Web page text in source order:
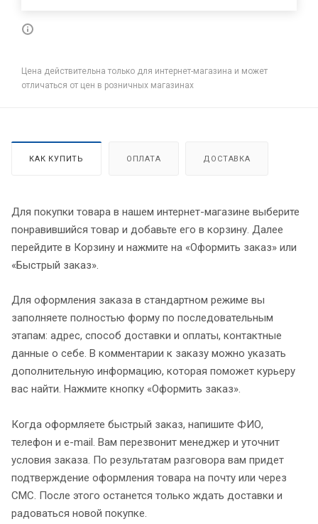
Цена действительна только для интернет-магазина и может
отличаться от цен в розничных магазинах
КАК КУПИТЬ ОПЛАТА ДОСТАВКА
Для покупки товара в нашем интернет-магазине выберите
понравившийся товар и добавьте его в корзину. Далее
перейдите в Корзину и нажмите на «Оформить заказ» или
«Быстрый заказ».
Для оформления заказа в стандартном режиме вы
заполняете полностью форму по последовательным
этапам: адрес, способ доставки и оплаты, контактные
данные о себе. В комментарии к заказу можно указать
дополнительную информацию, которая поможет курьеру
вас найти. Нажмите кнопку «Оформить заказ».
Когда оформляете быстрый заказ, напишите ФИО,
телефон и e-mail. Вам перезвонит менеджер и уточнит
условия заказа. По результатам разговора вам придет
подтверждение оформления товара на почту или через
СМС. После этого останется только ждать доставки и
радоваться новой покупке.